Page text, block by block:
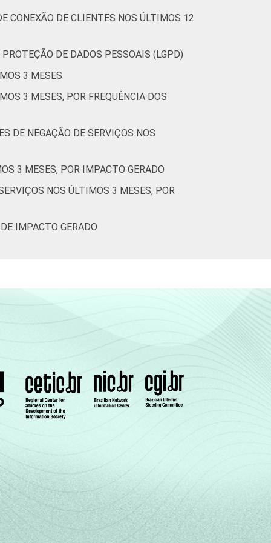
- 71 26 2
Pesquisa sobre o setor de
CONEXÃO DE CLIENTES NOS ÚLTIMOS 12
DE DADOS PESSOAIS (LGPD)
3 MESES
3 MESES, POR FREQUÊNCIA DOS
DE NEGAÇÃO DE SERVIÇOS NOS
3 MESES, POR IMPACTO GERADO
NOS ÚLTIMOS 3 MESES, POR
IMPACTO GERADO